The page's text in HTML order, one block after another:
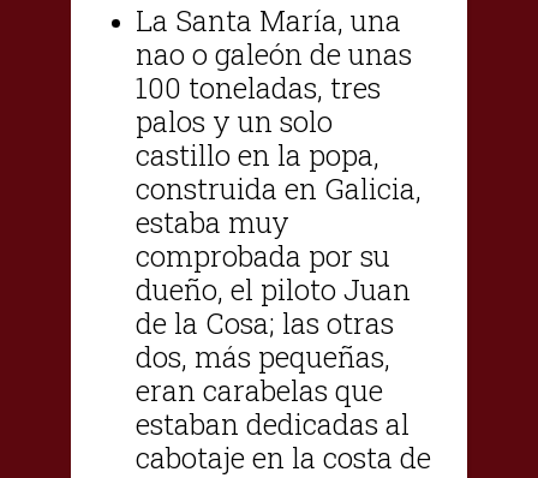
La Santa María, una
nao o galeón de unas
100 toneladas, tres
palos y un solo
castillo en la popa,
construida en Galicia,
estaba muy
comprobada por su
dueño, el piloto Juan
de la Cosa; las otras
dos, más pequeñas,
eran carabelas que
estaban dedicadas al
cabotaje en la costa de